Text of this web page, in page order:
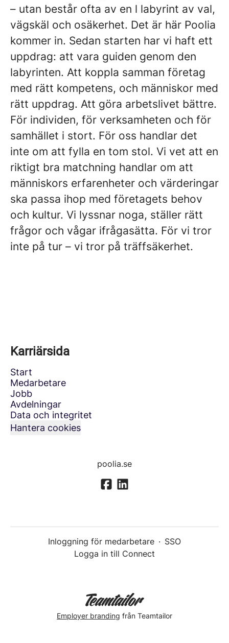
– utan består ofta av en l labyrint av val,
vägskäl och osäkerhet. Det är här Poolia
kommer in. Sedan starten har vi haft ett
uppdrag: att vara guiden genom den
labyrinten. Att koppla samman företag
med rätt kompetens, och människor med
rätt uppdrag. Att göra arbetslivet bättre.
För individen, för verksamheten och för
samhället i stort. För oss handlar det
inte om att fylla en tom stol. Vi vet att en
riktigt bra matchning handlar om att
människors erfarenheter och värderingar
ska passa ihop med företagets behov
och kultur. Vi lyssnar noga, ställer rätt
frågor och vågar ifrågasätta. För vi tror
inte på tur – vi tror på träffsäkerhet.
Karriärsida
Start
Medarbetare
Jobb
Avdelningar
Data och integritet
Hantera cookies
poolia.se
Inloggning för medarbetare · SSO
Logga in till Connect
Employer branding från Teamtailor